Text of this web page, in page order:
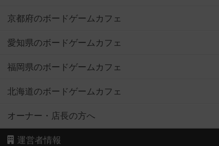
京都府のボードゲームカフェ
愛知県のボードゲームカフェ
福岡県のボードゲームカフェ
北海道のボードゲームカフェ
オーナー・店長の方へ
運営者情報